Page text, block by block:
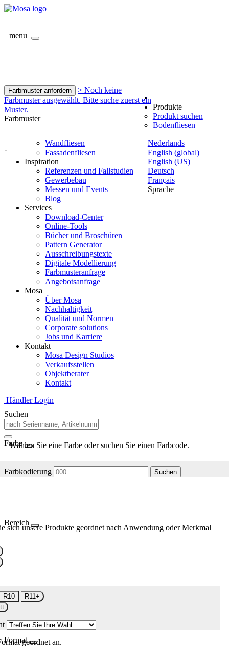
menu
Farbmuster anfordern
> Noch keine
Farbmuster ausgewählt. Bitte suche zuerst ein
Muster.
Farbmuster
-
Nederlands
English (global)
English (US)
Deutsch
Français
Sprache
Produkte
Produkt suchen
Bodenfliesen
Wandfliesen
Fassadenfliesen
Inspiration
Referenzen und Fallstudien
Gewerbebau
Messen und Events
Blog
Services
Download-Center
Online-Tools
Bücher und Broschüren
Pattern Generator
Ausschreibungstexte
Digitale Modellierung
Farbmusteranfrage
Angebotsanfrage
Mosa
Über Mosa
Nachhaltigkeit
Qualität und Normen
Corporate solutions
Jobs und Karriere
Kontakt
Mosa Design Studios
Verkaufsstellen
Objektberater
Kontakt
Händler Login
Suchen
Farbe
Wählen Sie eine Farbe oder suchen Sie einen Farbcode.
Farbkodierung Suchen
Bereich
sich unsere Produkte geordnet nach Anwendung oder Merkmal
R10
R11+
Formatgeordnet an.